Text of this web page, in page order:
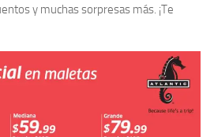
y muchas sorpresas más. ¡Te